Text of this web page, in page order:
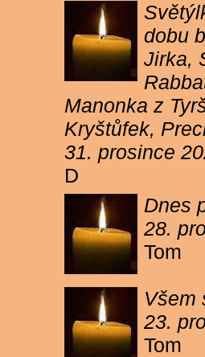
dobu
Jirka,
Manonka z
Kryštůfek,
31. prosince
D
Dnes
28.
Tom
Všem
23.
Tom